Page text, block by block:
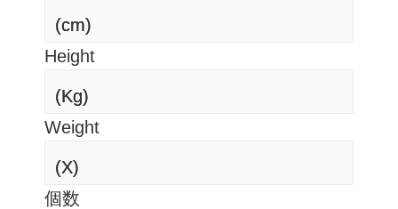
(cm)
(cm)
Height
(Kg)
(Kg)
Weight
(X)
(X)
個数